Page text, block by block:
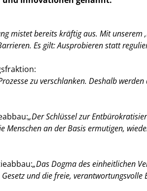
mistet bereits kräftig aus. Mit unserem
Es gilt: Ausprobieren statt
zu verschlanken. Deshalb
Der Schlüssel zur
an der Basis ermutigen,
Das Dogma des einheitlichen
und die freie,